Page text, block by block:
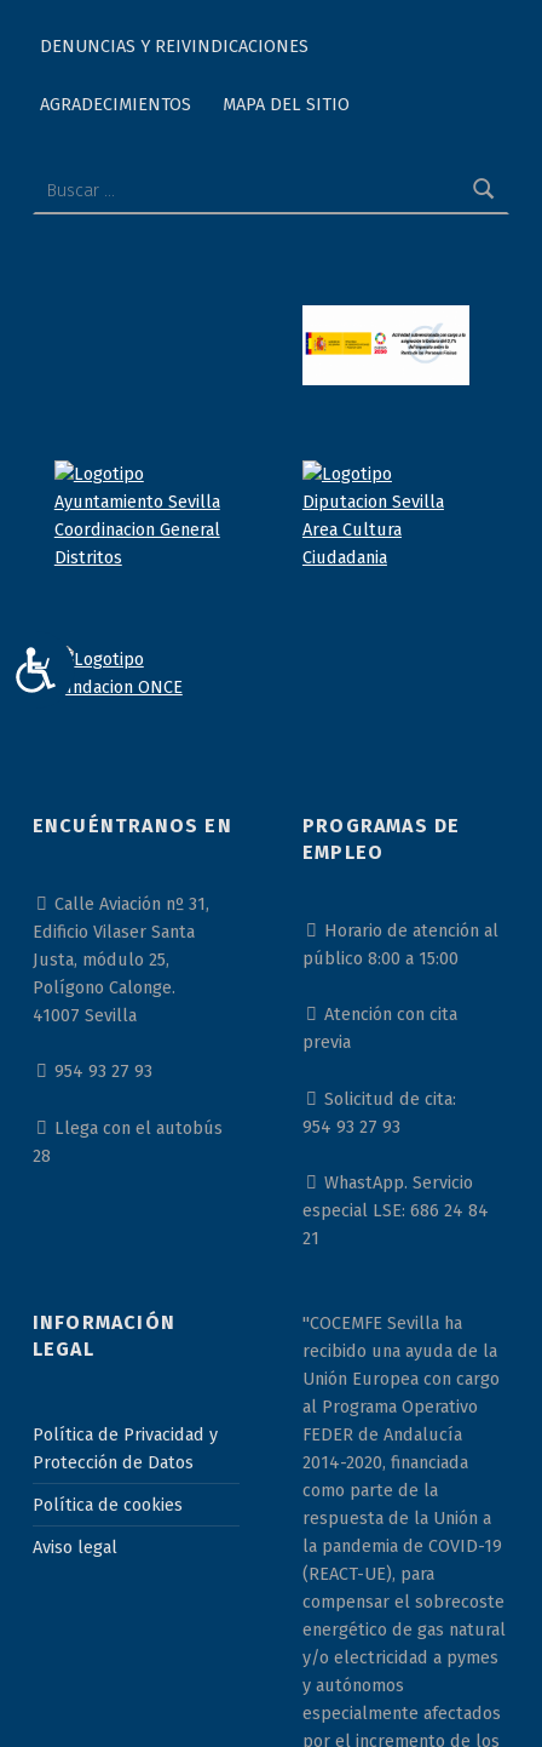
ACCESIBILIDAD
DENUNCIAS Y REIVINDICACIONES
AGRADECIMIENTOS MAPA DEL SITIO
ENCUÉNTRANOS EN
Calle Aviación nº 31,
Edificio Vilaser Santa
Justa, módulo 25,
Polígono Calonge.
41007 Sevilla
954 93 27 93
Llega con el autobús
28
PROGRAMAS DE
EMPLEO
Horario de atención al
público 8:00 a 15:00
Atención con cita
previa
Solicitud de cita:
954 93 27 93
WhastApp. Servicio
especial LSE: 686 24 84
21
INFORMACIÓN
LEGAL
Política de Privacidad y
Protección de Datos
Política de cookies
Aviso legal
"COCEMFE Sevilla ha
recibido una ayuda de la
Unión Europea con cargo
al Programa Operativo
FEDER de Andalucía
2014-2020, financiada
como parte de la
respuesta de la Unión a
la pandemia de COVID-19
(REACT-UE), para
compensar el sobrecoste
energético de gas natural
y/o electricidad a pymes
y autónomos
especialmente afectados
por el incremento de los